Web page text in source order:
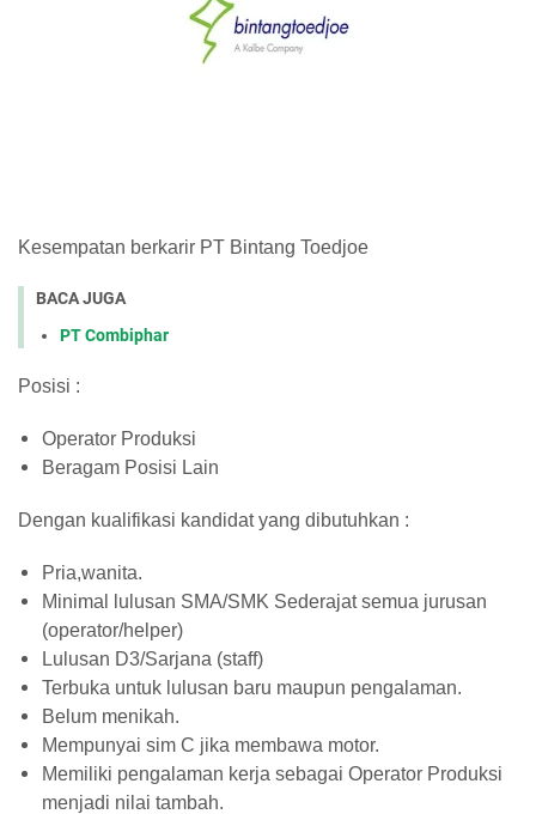
Kesempatan berkarir PT Bintang Toedjoe
BACA JUGA
PT Combiphar
Posisi :
Operator Produksi
Beragam Posisi Lain
Dengan kualifikasi kandidat yang dibutuhkan :
Pria,wanita.
Minimal lulusan SMA/SMK Sederajat semua jurusan
(operator/helper)
Lulusan D3/Sarjana (staff)
Terbuka untuk lulusan baru maupun pengalaman.
Belum menikah.
Mempunyai sim C jika membawa motor.
Memiliki pengalaman kerja sebagai Operator Produksi
menjadi nilai tambah.